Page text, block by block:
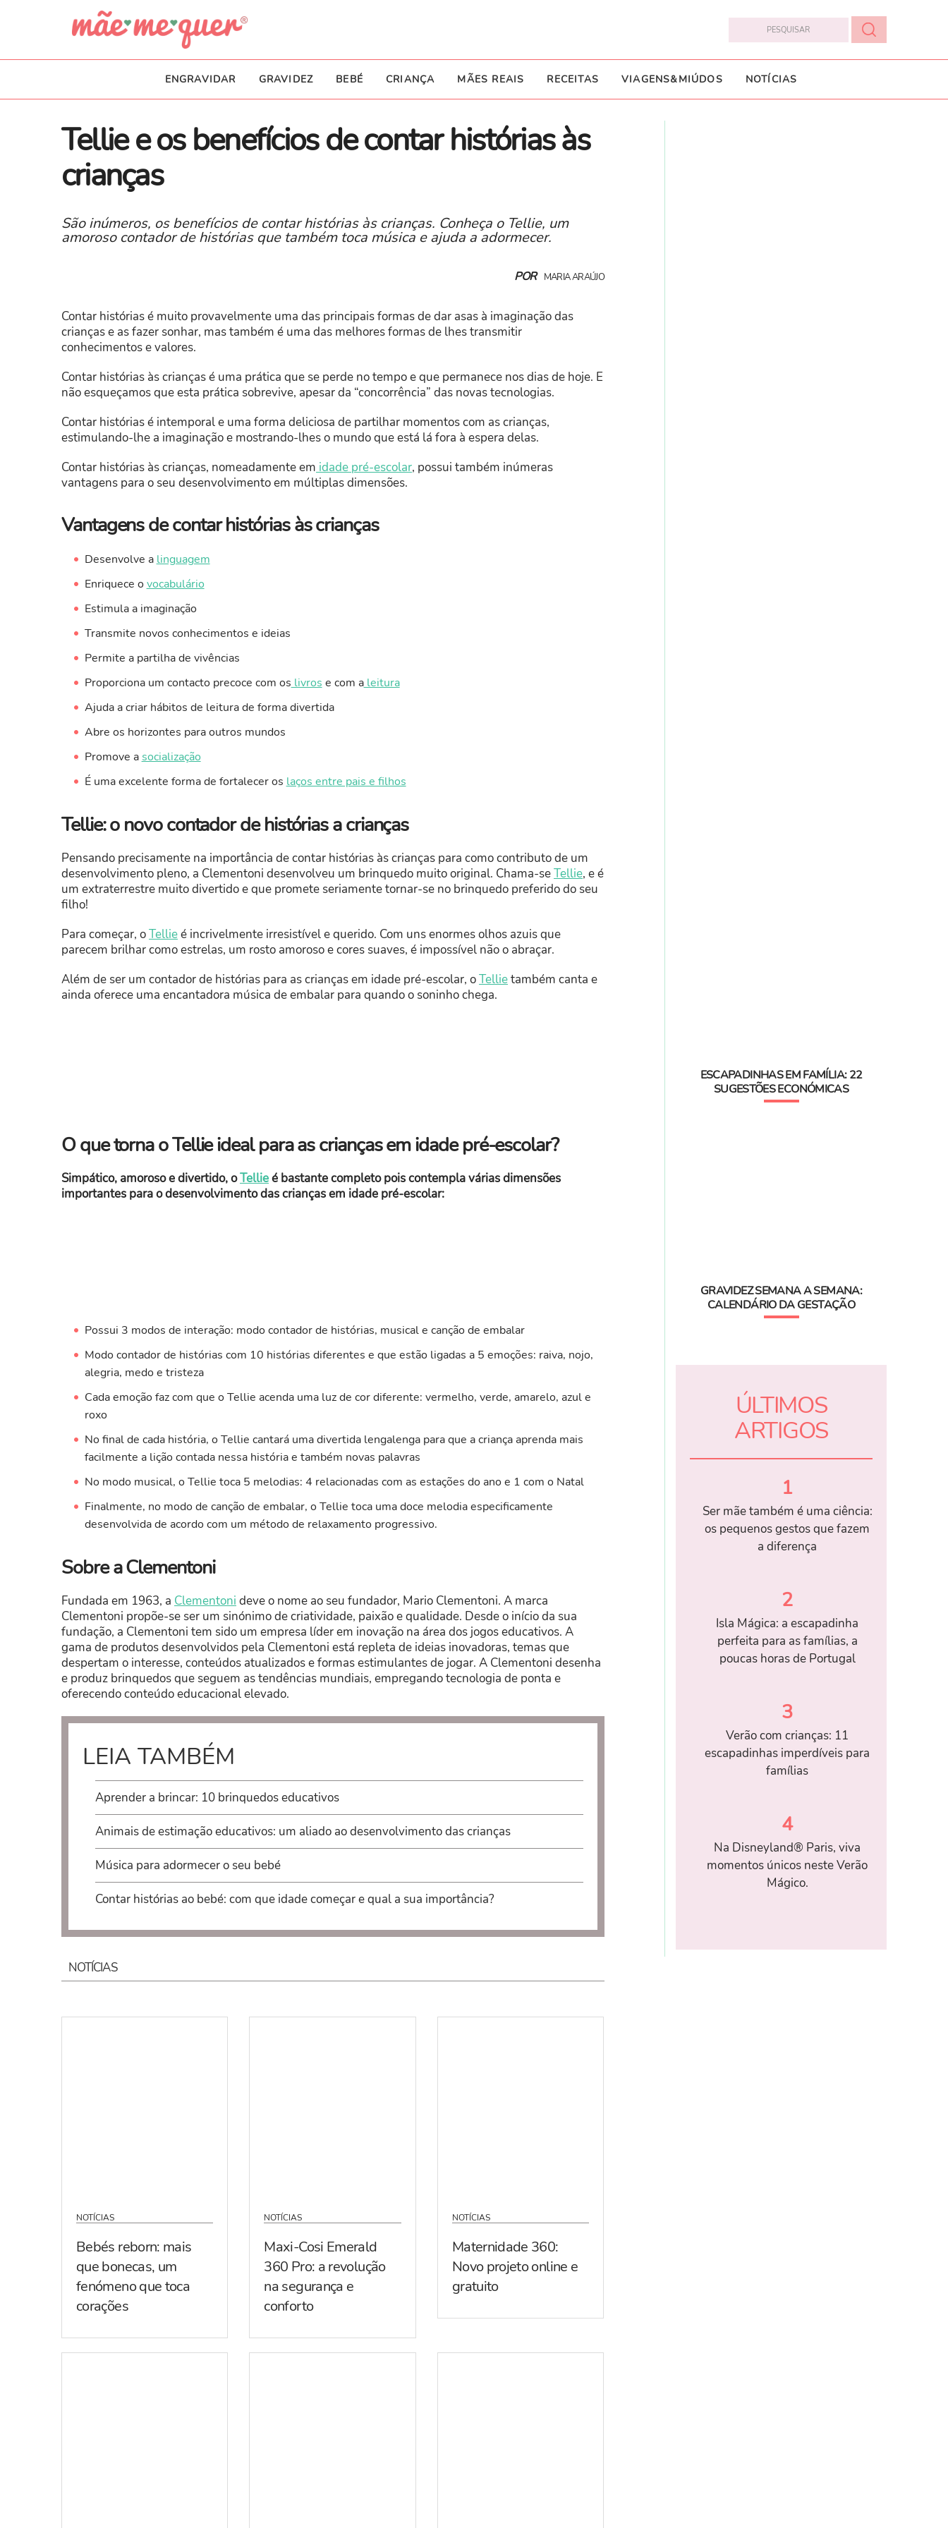
ENGRAVIDAR GRAVIDEZ BEBÉ CRIANÇA MÃES REAIS RECEITAS VIAGENS&MIÚDOS NOTÍCIAS
Tellie e os benefícios de contar histórias às
crianças
São inúmeros, os benefícios de contar histórias às crianças. Conheça o Tellie, um
amoroso contador de histórias que também toca música e ajuda a adormecer.
POR MARIA ARAÚJO
Contar histórias é muito provavelmente uma das principais formas de dar asas à imaginação das
crianças e as fazer sonhar, mas também é uma das melhores formas de lhes transmitir
conhecimentos e valores.
Contar histórias às crianças é uma prática que se perde no tempo e que permanece nos dias de hoje. E
não esqueçamos que esta prática sobrevive, apesar da “concorrência” das novas tecnologias.
Contar histórias é intemporal e uma forma deliciosa de partilhar momentos com as crianças,
estimulando-lhe a imaginação e mostrando-lhes o mundo que está lá fora à espera delas.
Contar histórias às crianças, nomeadamente em idade pré-escolar, possui também inúmeras
vantagens para o seu desenvolvimento em múltiplas dimensões.
Vantagens de contar histórias às crianças
Desenvolve a linguagem
Enriquece o vocabulário
Estimula a imaginação
Transmite novos conhecimentos e ideias
Permite a partilha de vivências
Proporciona um contacto precoce com os livros e com aleitura
Ajuda a criar hábitos de leitura de forma divertida
Abre os horizontes para outros mundos
Promove asocialização
É uma excelente forma de fortalecer os laços entre pais e filhos
Tellie: o novo contador de histórias a crianças
Pensando precisamente na importância de contar histórias às crianças para como contributo de um
desenvolvimento pleno, a Clementoni desenvolveu um brinquedo muito original. Chama-seTellie, e é
um extraterrestre muito divertido e que promete seriamente tornar-se no brinquedo preferido do seu
filho!
Para começar, oTellieé incrivelmente irresistível e querido. Com uns enormes olhos azuis que
parecem brilhar como estrelas, um rosto amoroso e cores suaves, é impossível não o abraçar.
Além de ser um contador de histórias para as crianças em idade pré-escolar, oTellietambém canta e
ainda oferece uma encantadora música de embalar para quando o soninho chega.
O que torna o Tellie ideal para as crianças em idade pré-escolar?
Simpático, amoroso e divertido, oTellieé bastante completo pois contempla várias dimensões
importantes para o desenvolvimento das crianças em idade pré-escolar:
Possui 3 modos de interação: modo contador de histórias, musical e canção de embalar
Modo contador de histórias com 10 histórias diferentes e que estão ligadas a 5 emoções: raiva, nojo,
alegria, medo e tristeza
Cada emoção faz com que o Tellie acenda uma luz de cor diferente: vermelho, verde, amarelo, azul e
roxo
No final de cada história, o Tellie cantará uma divertida lengalenga para que a criança aprenda mais
facilmente a lição contada nessa história e também novas palavras
No modo musical, o Tellie toca 5 melodias: 4 relacionadas com as estações do ano e 1 com o Natal
Finalmente, no modo de canção de embalar, o Tellie toca uma doce melodia especificamente
desenvolvida de acordo com um método de relaxamento progressivo.
Sobre a Clementoni
Fundada em 1963, a Clementoni deve o nome ao seu fundador, Mario Clementoni. A marca
Clementoni propõe-se ser um sinónimo de criatividade, paixão e qualidade. Desde o início da sua
fundação, a Clementoni tem sido um empresa líder em inovação na área dos jogos educativos. A
gama de produtos desenvolvidos pela Clementoni está repleta de ideias inovadoras, temas que
despertam o interesse, conteúdos atualizados e formas estimulantes de jogar. A Clementoni desenha
e produz brinquedos que seguem as tendências mundiais, empregando tecnologia de ponta e
oferecendo conteúdo educacional elevado.
LEIA TAMBÉM
Aprender a brincar: 10 brinquedos educativos
Animais de estimação educativos: um aliado ao desenvolvimento das crianças
Música para adormecer o seu bebé
Contar histórias ao bebé: com que idade começar e qual a sua importância?
NOTÍCIAS
NOTÍCIAS
Bebés reborn: mais
que bonecas, um
fenómeno que toca
corações
NOTÍCIAS
Maxi-Cosi Emerald
360 Pro: a revolução
na segurança e
conforto
NOTÍCIAS
Maternidade 360:
Novo projeto online e
gratuito
ESCAPADINHAS EM FAMÍLIA: 22
SUGESTÕES ECONÓMICAS
GRAVIDEZ SEMANA A SEMANA:
CALENDÁRIO DA GESTAÇÃO
ÚLTIMOS
ARTIGOS
1
Ser mãe também é uma ciência:
os pequenos gestos que fazem
a diferença
2
Isla Mágica: a escapadinha
perfeita para as famílias, a
poucas horas de Portugal
3
Verão com crianças: 11
escapadinhas imperdíveis para
famílias
4
Na Disneyland® Paris, viva
momentos únicos neste Verão
Mágico.